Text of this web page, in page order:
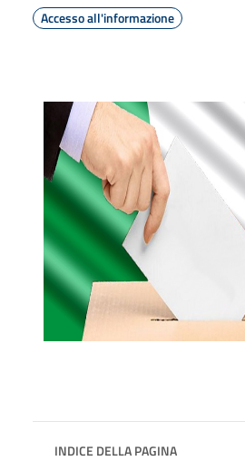
Accesso all'informazione
INDICE DELLA PAGINA